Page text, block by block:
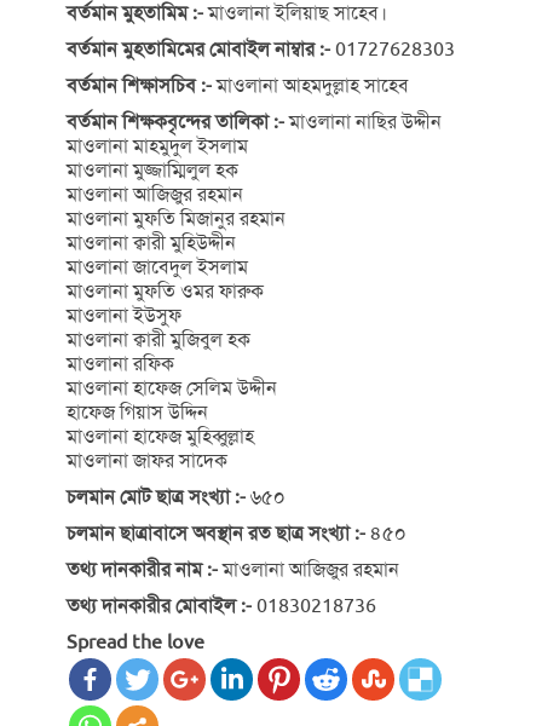
বর্তমান মুহতামিম :-মাওলানা ইলিয়াছ সাহেব।
বর্তমান মুহতামিমের মোবাইল নাম্বার :- 01727628303
বর্তমান শিক্ষাসচিব :-মাওলানা আহমদুল্লাহ সাহেব
বর্তমান শিক্ষকবৃন্দের তালিকা :-মাওলানা নাছির উদ্দীন
মাওলানা মাহমুদুল ইসলাম
মাওলানা মুজ্জাম্মিলুল হক
মাওলানা আজিজুর রহমান
মাওলানা মুফতি মিজানুর রহমান
মাওলানা ক্বারী মুহিউদ্দীন
মাওলানা জাবেদুল ইসলাম
মাওলানা মুফতি ওমর ফারুক
মাওলানা ইউসুফ
মাওলানা ক্বারী মুজিবুল হক
মাওলানা রফিক
মাওলানা হাফেজ সেলিম উদ্দীন
হাফেজ গিয়াস উদ্দিন
মাওলানা হাফেজ মুহিব্বুল্লাহ
মাওলানা জাফর সাদেক
চলমান মোট ছাত্র সংখ্যা :- ৬৫০
চলমান ছাত্রাবাসে অবস্থান রত ছাত্র সংখ্যা :- ৪৫০
তথ্য দানকারীর নাম :-মাওলানা আজিজুর রহমান
তথ্য দানকারীর মোবাইল :- 01830218736
Spread the love